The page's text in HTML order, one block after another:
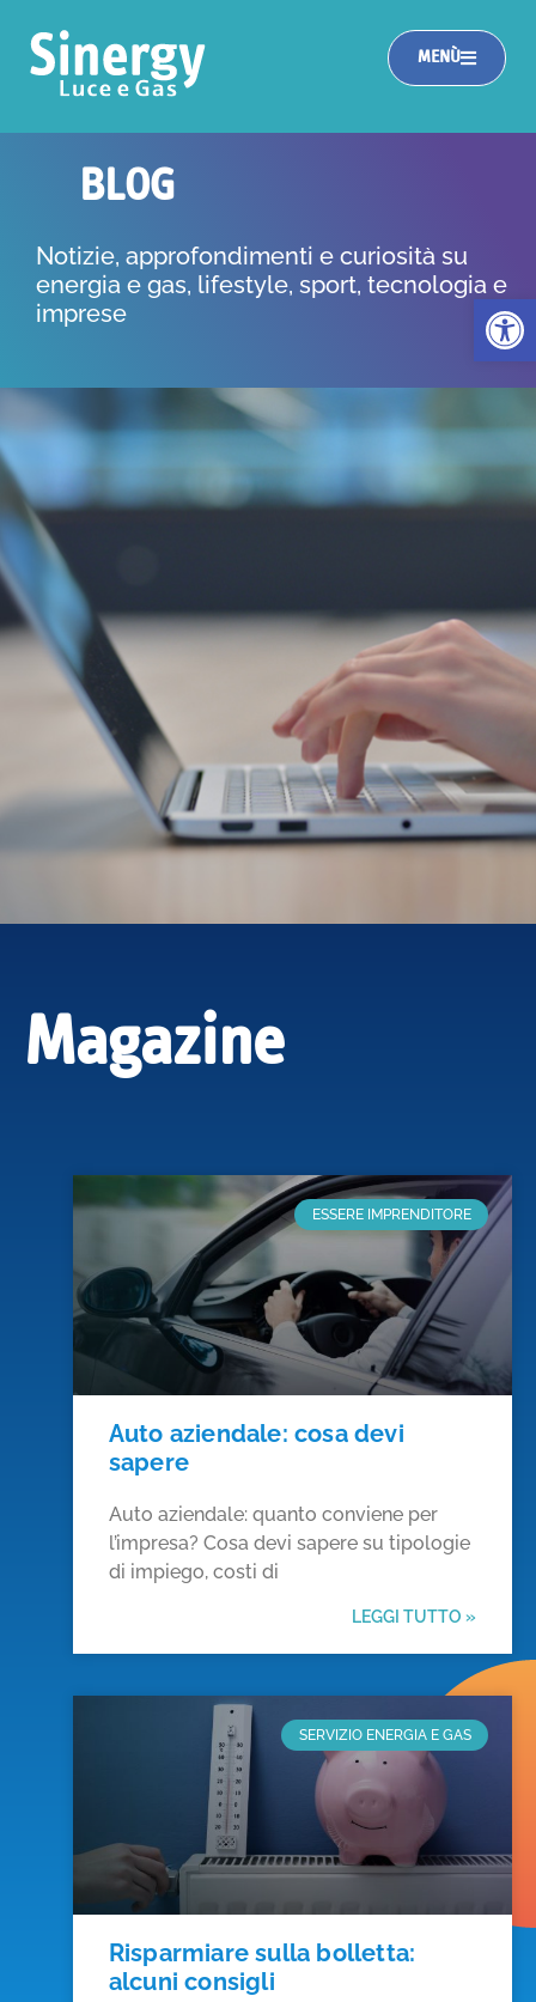
Apri la
MENÙ
BLOG
Notizie, approfondimenti e curiosità su
energia e gas, lifestyle, sport, tecnologia e
imprese
Magazine
ESSERE IMPRENDITORE
Auto aziendale: cosa devi
sapere
Auto aziendale: quanto conviene per
l’impresa? Cosa devi sapere su tipologie
di impiego, costi di
LEGGI TUTTO »
SERVIZIO ENERGIA E GAS
Risparmiare sulla bolletta:
alcuni consigli